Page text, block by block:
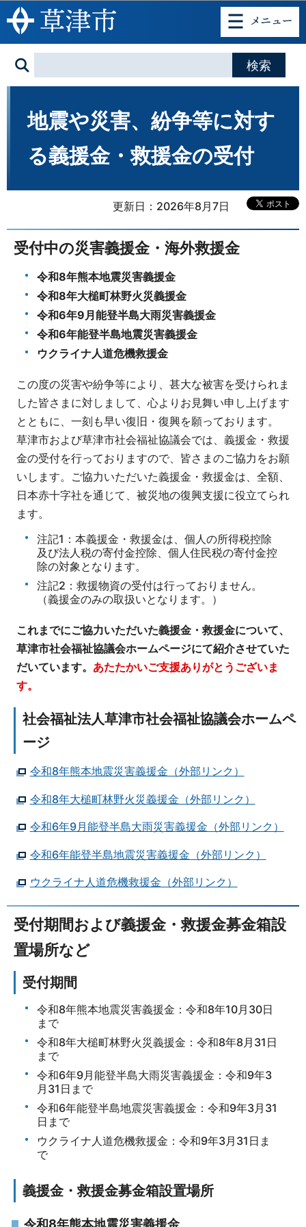
このページの本文へ移動
地震や災害、紛争等に対す
る義援金・救援金の受付
更新日：2026年8月7日
受付中の災害義援金・海外救援金
令和8年熊本地震災害義援金
令和8年大槌町林野火災義援金
令和6年9月能登半島大雨災害義援金
令和6年能登半島地震災害義援金
ウクライナ人道危機救援金
この度の災害や紛争等により、甚大な被害を受けられま
した皆さまに対しまして、心よりお見舞い申し上げます
とともに、一刻も早い復旧・復興を願っております。
草津市および草津市社会福祉協議会では、義援金・救援
金の受付を行っておりますので、皆さまのご協力をお願
いします。ご協力いただいた義援金・救援金は、全額、
日本赤十字社を通じて、被災地の復興支援に役立てられ
ます。
注記1：本義援金・救援金は、個人の所得税控除
及び法人税の寄付金控除、個人住民税の寄付金控
除の対象となります。
注記2：救援物資の受付は行っておりません。
（義援金のみの取扱いとなります。）
これまでにご協力いただいた義援金・救援金について、
草津市社会福祉協議会ホームページにて紹介させていた
だいています。 あたたかいご支援ありがとうございま
す。
社会福祉法人草津市社会福祉協議会ホームペ
ージ
令和8年熊本地震災害義援金（外部リンク）
令和8年大槌町林野火災義援金（外部リンク）
令和6年9月能登半島大雨災害義援金（外部リンク）
令和6年能登半島地震災害義援金（外部リンク）
ウクライナ人道危機救援金（外部リンク）
受付期間および義援金・救援金募金箱設
置場所など
受付期間
令和8年熊本地震災害義援金：令和8年10月30日
まで
令和8年大槌町林野火災義援金：令和8年8月31日
まで
令和6年9月能登半島大雨災害義援金：令和9年3
月31日まで
令和6年能登半島地震災害義援金：令和9年3月31
日まで
ウクライナ人道危機救援金：令和9年3月31日ま
で
義援金・救援金募金箱設置場所
令和8年熊本地震災害義援金